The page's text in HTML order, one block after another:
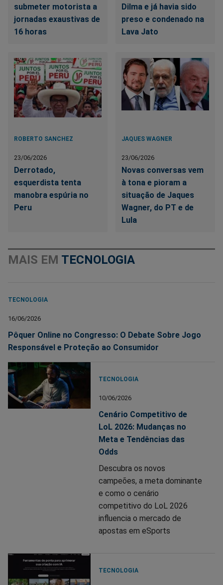
submeter motorista a
jornadas exaustivas de
16 horas
Dilma e já havia sido
preso e condenado na
Lava Jato
ROBERTO SANCHEZ
23/06/2026
Derrotado,
esquerdista tenta
manobra espúria no
Peru
JAQUES WAGNER
23/06/2026
Novas conversas vem
à tona e pioram a
situação de Jaques
Wagner, do PT e de
Lula
MAIS EM TECNOLOGIA
TECNOLOGIA
16/06/2026
Pôquer Online no Congresso: O Debate Sobre Jogo
Responsável e Proteção ao Consumidor
TECNOLOGIA
10/06/2026
Cenário Competitivo de
LoL 2026: Mudanças no
Meta e Tendências das
Odds
Descubra os novos
campeões, a meta dominante
e como o cenário
competitivo do LoL 2026
influencia o mercado de
apostas em eSports
TECNOLOGIA